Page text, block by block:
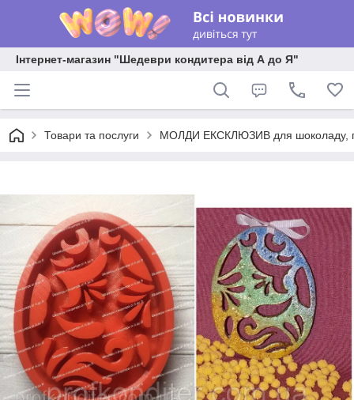
Інтернет-магазин "Шедеври кондитера від А до Я"
Товари та послуги МОЛДИ ЕКСКЛЮЗИВ для шоколаду,